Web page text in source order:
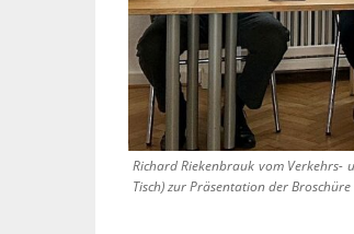
Richard Riekenbrauk vom Verkehrs-
Tisch) zur Präsentation der Broschüre